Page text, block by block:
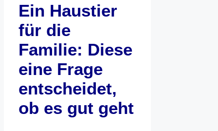
Ein Haustier
für die
Familie: Diese
eine Frage
entscheidet,
ob es gut geht